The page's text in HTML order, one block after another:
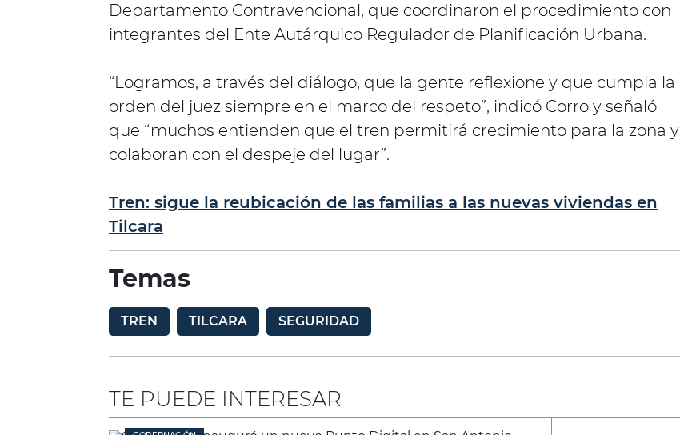
Departamento Contravencional, que coordinaron el procedimiento con
integrantes del Ente Autárquico Regulador de Planificación Urbana.
“Logramos, a través del diálogo, que la gente reflexione y que cumpla la
orden del juez siempre en el marco del respeto”, indicó Corro y señaló
que “muchos entienden que el tren permitirá crecimiento para la zona y
colaboran con el despeje del lugar”.
Tren: sigue la reubicación de las familias a las nuevas viviendas en
Tilcara
Temas
TREN TILCARA SEGURIDAD
TE PUEDE INTERESAR